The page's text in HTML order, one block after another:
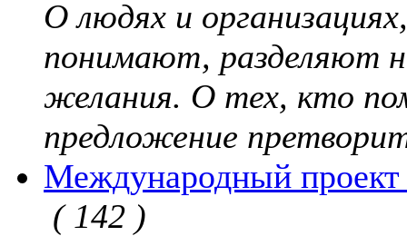
О людях и
понимают, разделяют
желания. О тех, кто
предложение
Международный
( 142 )